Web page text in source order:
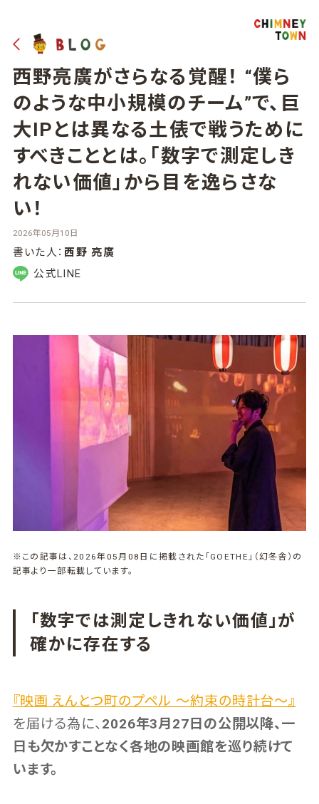
西野亮廣がさらなる覚醒！ “僕ら
のような中小規模のチーム”で、巨
大IPとは異なる土俵で戦うために
すべきこととは。「数字で測定しき
れない価値」から目を逸らさな
い！
2026年05月10日
書いた人： 西野 亮廣
公式LINE
※この記事は、2026年05月08日に掲載された「GOETHE」（幻冬舎）の
記事より一部転載しています。
「数字では測定しきれない価値」が
確かに存在する
『映画 えんとつ町のプペル 〜約束の時計台〜』
を届ける為に、2026年3月27日の公開以降、一
日も欠かすことなく各地の映画館を巡り続けて
います。